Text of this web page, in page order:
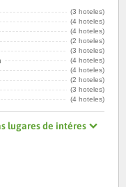
(3 hoteles)
(4 hoteles)
(4 hoteles)
(2 hoteles)
(3 hoteles)
(4 hoteles)
(4 hoteles)
(2 hoteles)
(3 hoteles)
(4 hoteles)
lugares de intéres